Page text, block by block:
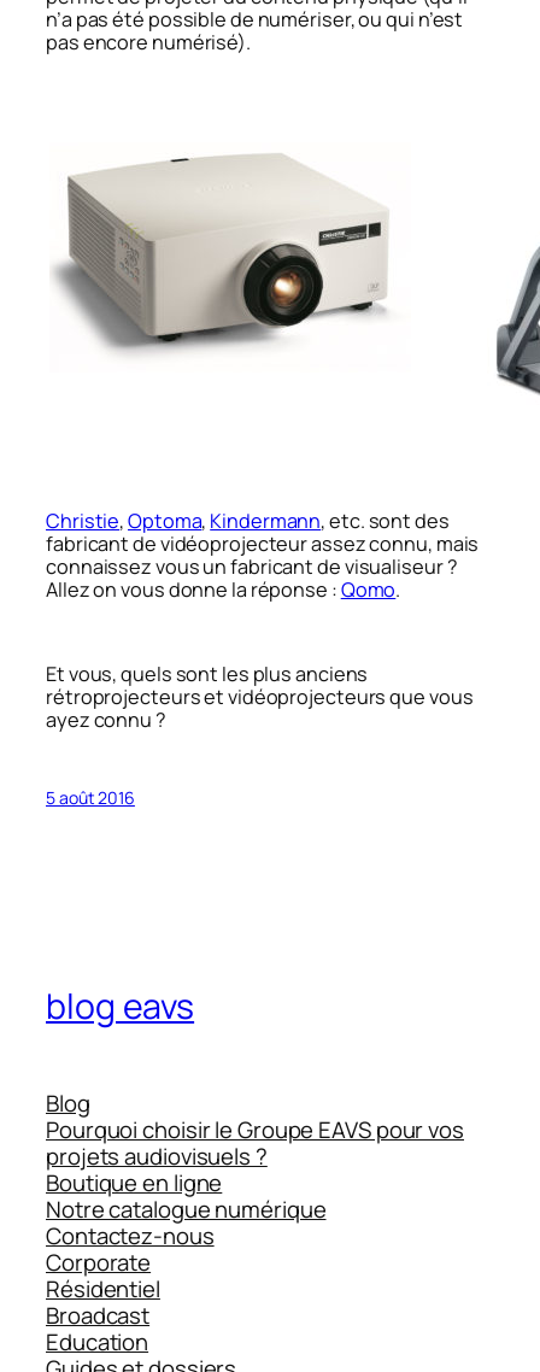
n’a pas été possible de numériser, ou qui n’est
pas encore numérisé).
Christie,Optoma, Kindermann, etc. sont des
fabricant de vidéoprojecteur assez connu, mais
connaissez vous un fabricant de visualiseur ?
Allez on vous donne la réponse :Qomo.
Et vous, quels sont les plus anciens
rétroprojecteurs et vidéoprojecteurs que vous
ayez connu ?
5 août 2016
blog eavs
Blog
Pourquoi choisir le Groupe EAVS pour vos
projets audiovisuels ?
Boutique en ligne
Notre catalogue numérique
Contactez-nous
Corporate
Résidentiel
Broadcast
Education